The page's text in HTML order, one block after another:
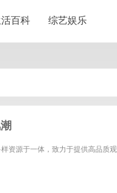
百科 综艺娱乐
资源于一体，致力于提供高品质